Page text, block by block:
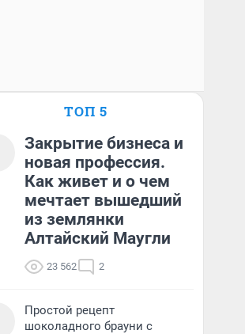
ТОП 5
Закрытие бизнеса и
новая профессия.
Как живет и о чем
мечтает вышедший
из землянки
Алтайский Маугли
23 562 2
Простой рецепт
шоколадного брауни с